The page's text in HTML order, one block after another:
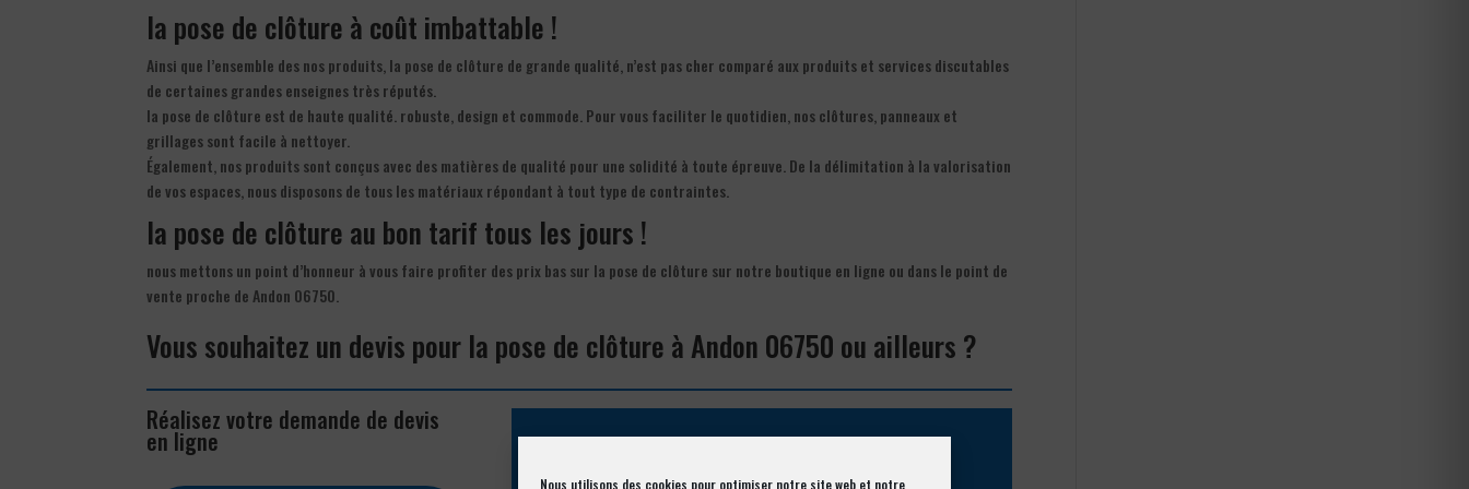
Nous utilisons des cookies pour optimiser notre site web et notre
la pose de clôture à coût imbattable !
Ainsi que l’ensemble des nos produits, la pose de clôture de grande qualité, n’est pas cher comparé aux produits et services discutables
de certaines grandes enseignes très réputés.
la pose de clôture est de haute qualité. robuste, design et commode. Pour vous faciliter le quotidien, nos clôtures, panneaux et
grillages sont facile à nettoyer.
Également, nos produits sont conçus avec des matières de qualité pour une solidité à toute épreuve. De la délimitation à la valorisation
de vos espaces, nous disposons de tous les matériaux répondant à tout type de contraintes.
la pose de clôture au bon tarif tous les jours !
nous mettons un point d’honneur à vous faire profiter des prix bas sur la pose de clôture sur notre boutique en ligne ou dans le point de
vente proche de Andon 06750.
Vous souhaitez un devis pour la pose de clôture à Andon 06750 ou ailleurs ?
Réalisez votre demande de devis
en ligne